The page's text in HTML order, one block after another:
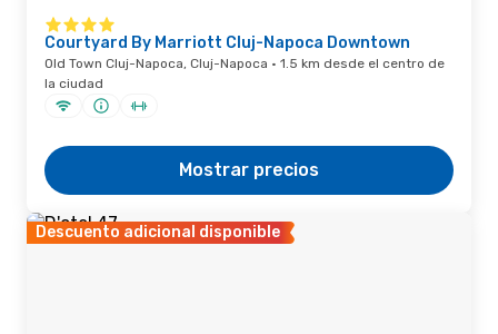
Courtyard By Marriott Cluj-Napoca Downtown
Old Town Cluj-Napoca, Cluj-Napoca · 1.5 km desde el centro de
la ciudad
Mostrar precios
Descuento adicional disponible